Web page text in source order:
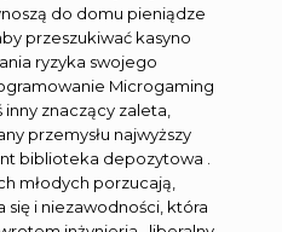
do domu pieniądze
przeszukiwać kasyno
ryzyka swojego
Microgaming
znaczący zaleta,
przemysłu najwyższy
biblioteka depozytowa .
młodych porzucają,
się i niezawodności, która